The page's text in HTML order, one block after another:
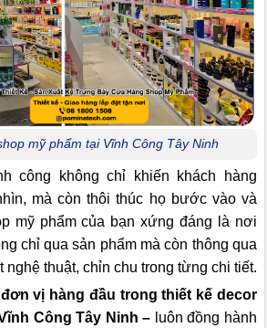
mỹ phẩm tại Vĩnh Công Tây Ninh
công không chỉ khiến khách hàng
mà còn thôi thúc họ bước vào và
mỹ phẩm của bạn xứng đáng là nơi
chỉ qua sản phẩm mà còn thông qua
nghệ thuật, chỉn chu trong từng chi tiết.
vị hàng đầu trong thiết kế decor
Công Tây Ninh – luôn đồng hành